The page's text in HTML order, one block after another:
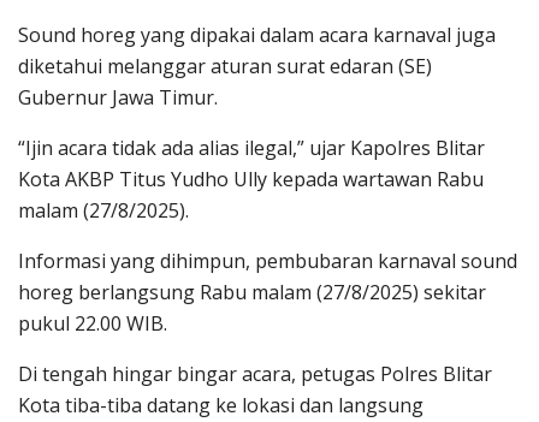
Sound horeg yang dipakai dalam acara karnaval juga
diketahui melanggar aturan surat edaran (SE)
Gubernur Jawa Timur.
“Ijin acara tidak ada alias ilegal,” ujar Kapolres Blitar
Kota AKBP Titus Yudho Ully kepada wartawan Rabu
malam (27/8/2025).
Informasi yang dihimpun, pembubaran karnaval sound
horeg berlangsung Rabu malam (27/8/2025) sekitar
pukul 22.00 WIB.
Di tengah hingar bingar acara, petugas Polres Blitar
Kota tiba-tiba datang ke lokasi dan langsung